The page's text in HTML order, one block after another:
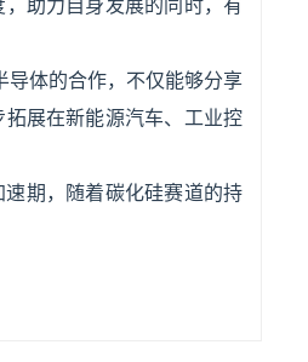
体的合作，不仅能够分享
展在新能源汽车、工业控
期，随着碳化硅赛道的持